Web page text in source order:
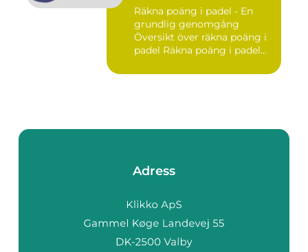
Räkna poäng i padel - En
grundlig genomgång
Översikt över räkna poäng i
padel Räkna poäng i padel...
Adress